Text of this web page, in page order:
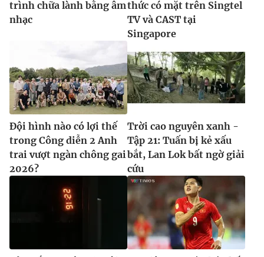
trình chữa lành bằng âm
nhạc
thức có mặt trên Singtel
TV và CAST tại
Singapore
Đội hình nào có lợi thế
trong Công diễn 2 Anh
trai vượt ngàn chông gai
2026?
Trời cao nguyên xanh -
Tập 21: Tuấn bị kẻ xấu
bắt, Lan Lok bất ngờ giải
cứu